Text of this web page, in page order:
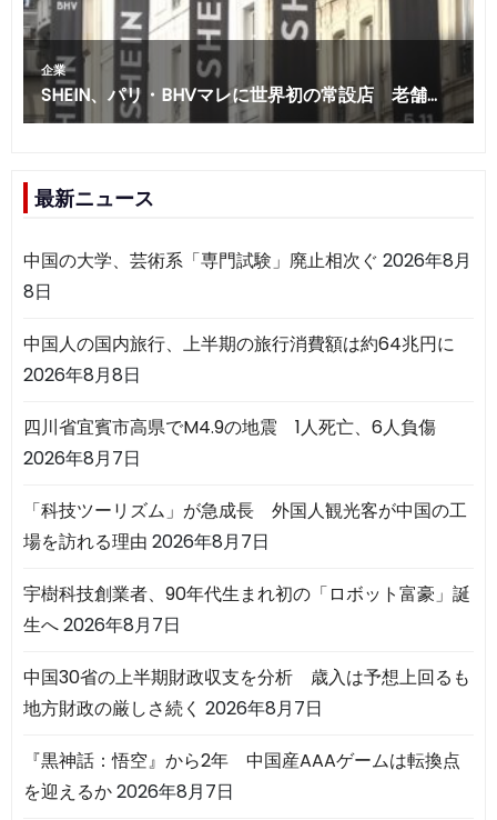
最新ニュース
中国の大学、芸術系「専門試験」廃止相次ぐ 2026年8月
8日
中国人の国内旅行、上半期の旅行消費額は約64兆円に
2026年8月8日
四川省宜賓市高県でM4.9の地震 1人死亡、6人負傷
2026年8月7日
「科技ツーリズム」が急成長 外国人観光客が中国の工
場を訪れる理由 2026年8月7日
宇樹科技創業者、90年代生まれ初の「ロボット富豪」誕
生へ2026年8月7日
中国30省の上半期財政収支を分析 歳入は予想上回るも
地方財政の厳しさ続く 2026年8月7日
『黒神話：悟空』から2年 中国産AAAゲームは転換点
を迎えるか2026年8月7日